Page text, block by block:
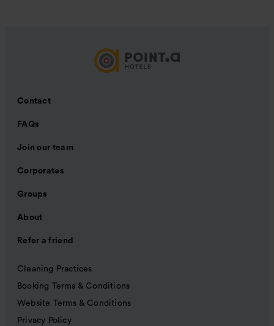
Contact
FAQs
Join our team
Corporates
Groups
About
Refer a friend
Cleaning Practices
Booking Terms & Conditions
Website Terms & Conditions
Privacy Policy